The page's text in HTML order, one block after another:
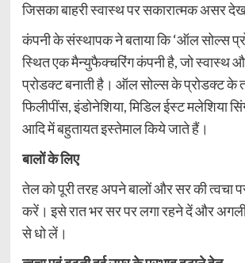
जिसका बाहरी स्वास्थ पर सकारात्मक असर
कंपनी के संस्थापक ने बताया कि ‘ऑल सोल्स
स्थित एक मैन्युफैक्चरिंग कंपनी है, जो स्वास्थ
प्रोडक्ट बनाती है। ऑल सोल्स के प्रोडक्ट के
फिलीपींस, इंडोनेशिया, मिडिल ईस्ट मलेशिया
आदि में बहुतायत इस्तेमाल किये जाते हैं।
बालों के लिए
तेल को पूरी तरह अपने बालों और सर की त्वचा
करें। इसे रात भर सर पर लगा रहने दें और
से धो लें।